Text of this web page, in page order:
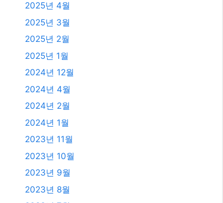
2025년 4월
2025년 3월
2025년 2월
2025년 1월
2024년 12월
2024년 4월
2024년 2월
2024년 1월
2023년 11월
2023년 10월
2023년 9월
2023년 8월